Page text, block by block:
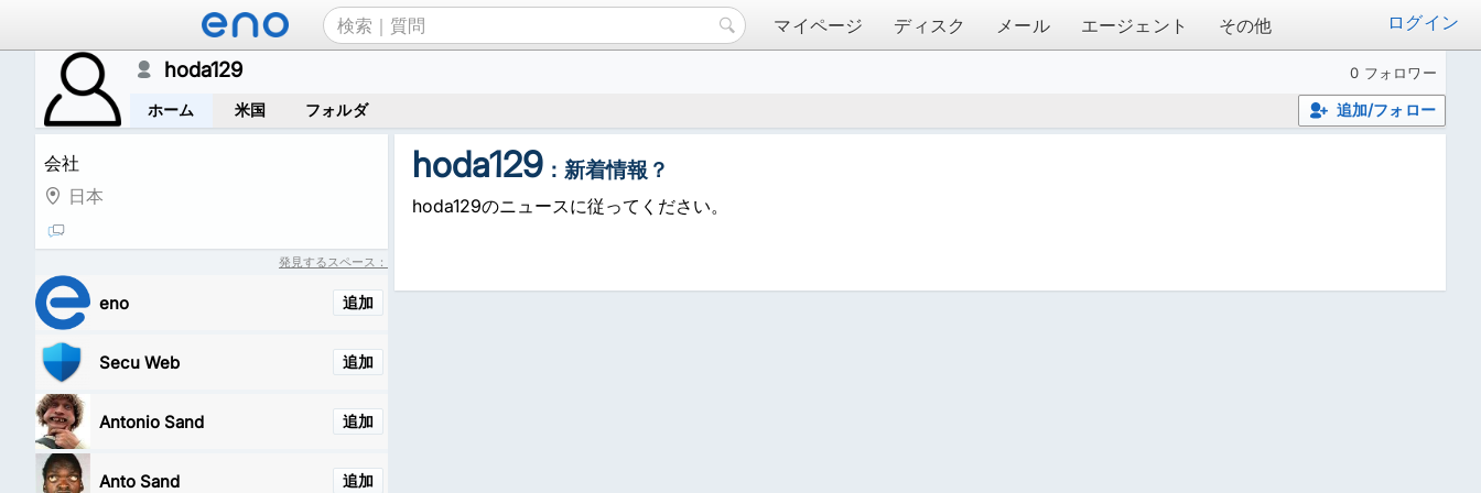
マイページ ディスク メール エージェント その他 ログイン
0 フォロワー
hoda129
追加/フォロー
ホーム 米国 フォルダ
会社
日本
発見するスペース：
追加
eno
追加
Secu Web
追加
Antonio Sand
追加
Anto Sand
hoda129 ：新着情報？
hoda129のニュースに従ってください。